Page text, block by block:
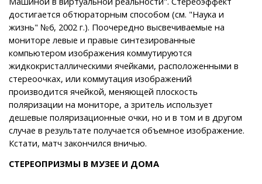
достигается обтюраторным способом (см. "Наука и
жизнь" №6, 2002 г.). Поочередно высвечиваемые на
мониторе левые и правые синтезированные
компьютером изображения коммутируются
жидкокристаллическими ячейками, расположенными в
стереоочках, или коммутация изображений
производится ячейкой, меняющей плоскость
поляризации на мониторе, а зритель использует
дешевые поляризационные очки, но и в том и в другом
случае в результате получается объемное изображение.
Кстати, матч закончился вничью.
СТЕРЕОПРИЗМЫ В МУЗЕЕ И ДОМА